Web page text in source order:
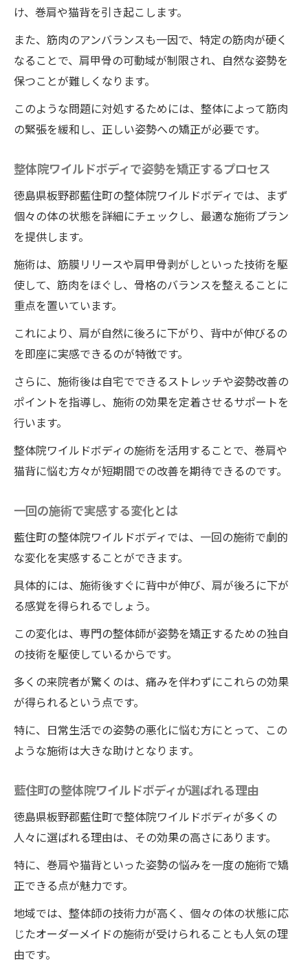
利用者の声から見る整体院ワイルドボディ
の施術の効果
背中の柔軟性を高めるストレッチ
背中の張りを軽減する整体の技術
整体サロンの選び方と注意点
整体院ワイルドボディの施術で肩が後ろに下が
肩が前に出る原因とその影響
整体院ワイルドボディの施術で肩を後ろに
引くメカニズム
肩が後ろに下がることで得られる健康効果
肩の矯正がもたらす全身のバランス改善
肩こり解消に役立つ施術の具体例
施術後のエクササイズで効果を維持する方
法
藍住町の整体院ワイルドボディが巻肩をどう矯
巻肩矯正に特化した施術の流れ
巻肩を改善するための日々のケア
姿勢改善に必要な筋肉の強化法
巻肩に効くおすすめのストレッチ
猫背改善に効果的な整体院ワイルドボディの秘
密を知る
猫背の原因と改善すべきポイント
整体院ワイルドボディで得られる猫背改善
猫背が改善されると得られるメリット
猫背矯正に役立つエクササイズ
る身体の変化
一回の施術で変わる！徳島県藍住町のワイルド
ボディの整体効果
べき変化
整体効果を最大化するための準備術
藍住町の整体院ワイルドボディの技術力を
体感する
施術後のアフターケアが重要な理由
け、巻肩や猫背を引き起こします。
また、筋肉のアンバランスも一因で、特定の筋肉が硬く
なることで、肩甲骨の可動域が制限され、自然な姿勢を
保つことが難しくなります。
このような問題に対処するためには、整体によって筋肉
の緊張を緩和し、正しい姿勢への矯正が必要です。
整体院ワイルドボディで姿勢を矯正するプロセス
徳島県板野郡藍住町の整体院ワイルドボディでは、まず
個々の体の状態を詳細にチェックし、最適な施術プラン
を提供します。
施術は、筋膜リリースや肩甲骨剥がしといった技術を駆
使して、筋肉をほぐし、骨格のバランスを整えることに
重点を置いています。
これにより、肩が自然に後ろに下がり、背中が伸びるの
を即座に実感できるのが特徴です。
さらに、施術後は自宅でできるストレッチや姿勢改善の
ポイントを指導し、施術の効果を定着させるサポートを
行います。
整体院ワイルドボディの施術を活用することで、巻肩や
猫背に悩む方々が短期間での改善を期待できるのです。
一回の施術で実感する変化とは
藍住町の整体院ワイルドボディでは、一回の施術で劇的
な変化を実感することができます。
具体的には、施術後すぐに背中が伸び、肩が後ろに下が
る感覚を得られるでしょう。
この変化は、専門の整体師が姿勢を矯正するための独自
の技術を駆使しているからです。
多くの来院者が驚くのは、痛みを伴わずにこれらの効果
が得られるという点です。
特に、日常生活での姿勢の悪化に悩む方にとって、この
ような施術は大きな助けとなります。
藍住町の整体院ワイルドボディが選ばれる理由
徳島県板野郡藍住町で整体院ワイルドボディが多くの
人々に選ばれる理由は、その効果の高さにあります。
特に、巻肩や猫背といった姿勢の悩みを一度の施術で矯
正できる点が魅力です。
地域では、整体師の技術力が高く、個々の体の状態に応
じたオーダーメイドの施術が受けられることも人気の理
由です。